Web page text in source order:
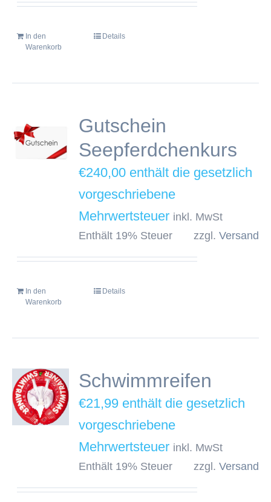
In den
Warenkorb
Details
Gutschein
Seepferdchenkurs
€240,00
inkl. MwSt
Enthält 19% Steuer zzgl. Versand
In den
Warenkorb
Details
Schwimmreifen
€21,99
inkl. MwSt
Enthält 19% Steuer zzgl. Versand